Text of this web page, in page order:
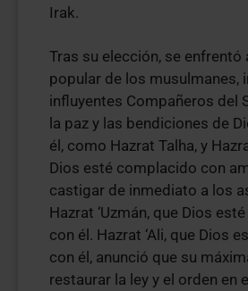
Irak.
Tras su elección, se enfrentó
popular de los musulmanes,
influyentes Compañeros del
la paz y las bendiciones de
él, como Hazrat Talha, y
Dios esté complacido con
castigar de inmediato a los
Hazrat ‘Uzmán, que Dios
con él. Hazrat ‘Ali, que Dios
con él, anunció que su
restaurar la ley y el orden en